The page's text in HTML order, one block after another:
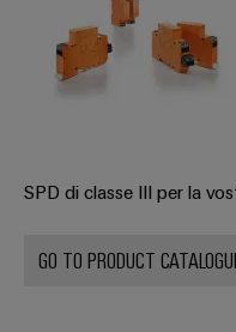
SPD di classe III per la
GO TO PRODUCT